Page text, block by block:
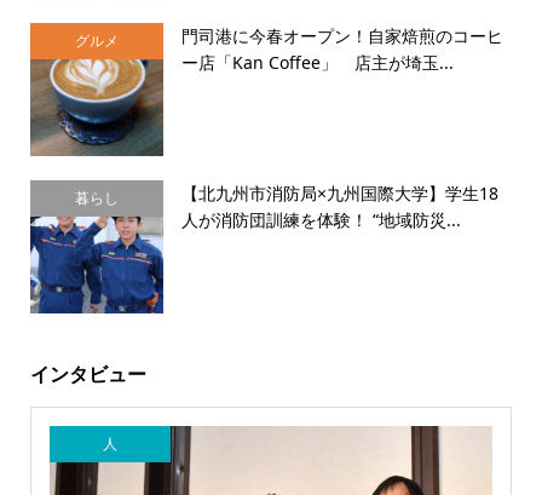
グルメ
門司港に今春オープン！自家焙煎のコーヒ
ー店「Kan Coffee」 店主が埼玉...
暮らし
【北九州市消防局×九州国際大学】学生18
人が消防団訓練を体験！ “地域防災...
インタビュー
人